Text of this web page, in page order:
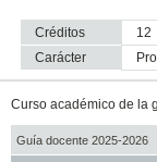
Créditos
12
Carácter
Curso académico de la
Guía docente 2025-2026